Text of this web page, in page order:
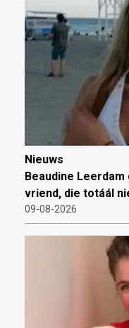
Nieuws
Beaudine
vriend, die totáál
09-08-2026